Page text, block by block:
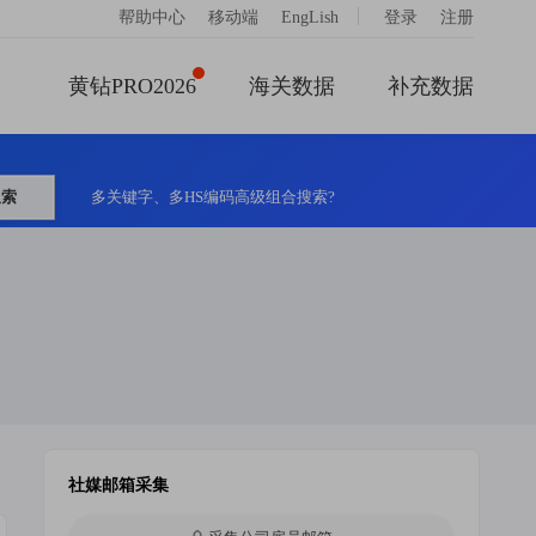
帮助中心 移动端 EngLish 登录 注册
黄钻PRO2026 海关数据 补充数据
多关键字、多HS编码高级组合搜索?
社媒邮箱采集